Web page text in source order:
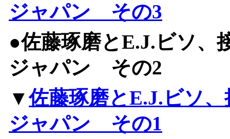
ジャパン その3
●佐藤琢磨とE.J.ビソ、
ジャパン その2
▼佐藤琢磨とE.J.ビソ
ジャパン その1